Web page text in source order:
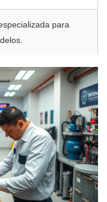
para